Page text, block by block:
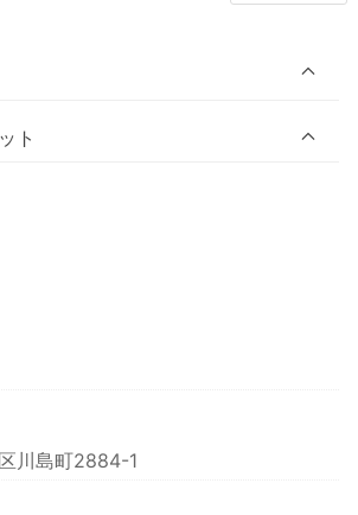
ト
川島町2884-1